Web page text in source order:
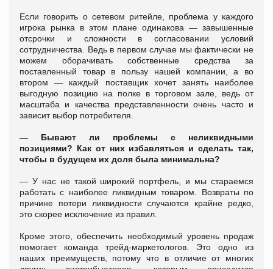
Если говорить о сетевом ритейле, проблема у каждого
игрока рынка в этом плане одинакова — завышенные
отсрочки и сложности в согласовании условий
сотрудничества. Ведь в первом случае мы фактически не
можем оборачивать собственные средства за
поставленный товар в пользу нашей компании, а во
втором — каждый поставщик хочет занять наиболее
выгодную позицию на полке в торговом зале, ведь от
масштаба и качества представленности очень часто и
зависит выбор потребителя.
— Бывают ли проблемы с неликвидными
позициями? Как от них избавляться и сделать так,
чтобы в будущем их доля была минимальна?
— У нас не такой широкий портфель, и мы стараемся
работать с наиболее ликвидным товаром. Возвраты по
причине потери ликвидности случаются крайне редко,
это скорее исключение из правил.
Кроме этого, обеспечить необходимый уровень продаж
помогает команда трейд-маркетологов. Это одно из
наших преимуществ, потому что в отличие от многих